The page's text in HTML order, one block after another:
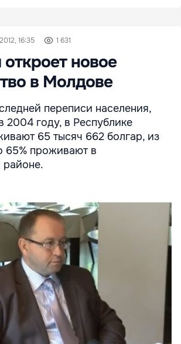
16:35 1 631
новое
в Молдове
переписи населения,
2004 году, в Республике
65 тысяч 662 болгар, из
65% проживают в
районе.